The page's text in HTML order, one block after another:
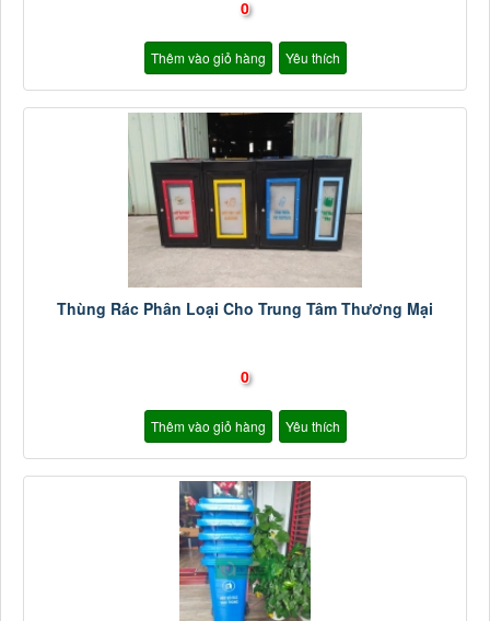
0
Thêm vào giỏ hàng Yêu thích
Thùng Rác Phân Loại Cho Trung Tâm Thương Mại
0
Thêm vào giỏ hàng Yêu thích